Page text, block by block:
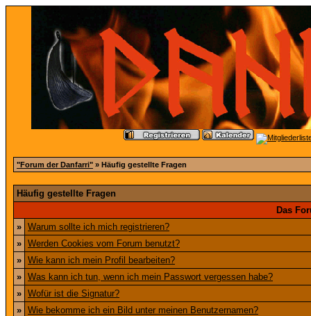
"Forum der Danfarri" » Häufig gestellte Fragen
Häufig gestellte Fragen
Das
» Warum sollte ich mich registrieren?
» Werden Cookies vom Forum benutzt?
» Wie kann ich mein Profil bearbeiten?
» Was kann ich tun, wenn ich mein Passwort vergessen habe?
» Wofür ist die Signatur?
» Wie bekomme ich ein Bild unter meinen Benutzernamen?